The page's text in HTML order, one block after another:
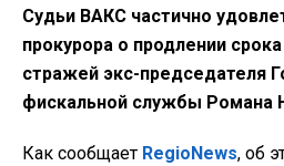
Судьи ВАКС частично
прокурора о продлении
стражей экс-председателя
фискальной службы Романа
Как сообщает RegioNews, об